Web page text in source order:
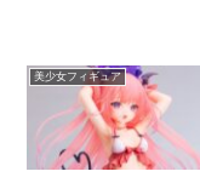
美少女フィギュア